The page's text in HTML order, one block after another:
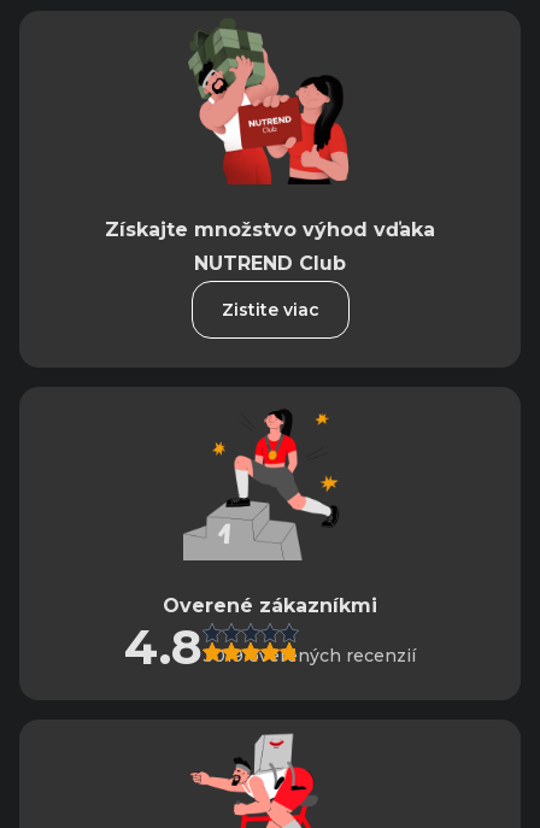
Získajte množstvo výhod vďaka
NUTREND Club
Zistite viac
Overené zákazníkmi
4.83019 overených recenzií